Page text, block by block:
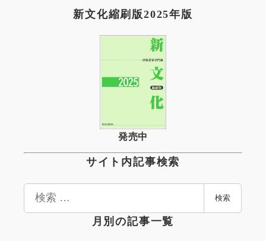
新文化縮刷版2025年版
発売中
サイト内記事検索
検
検索
月別の記事一覧